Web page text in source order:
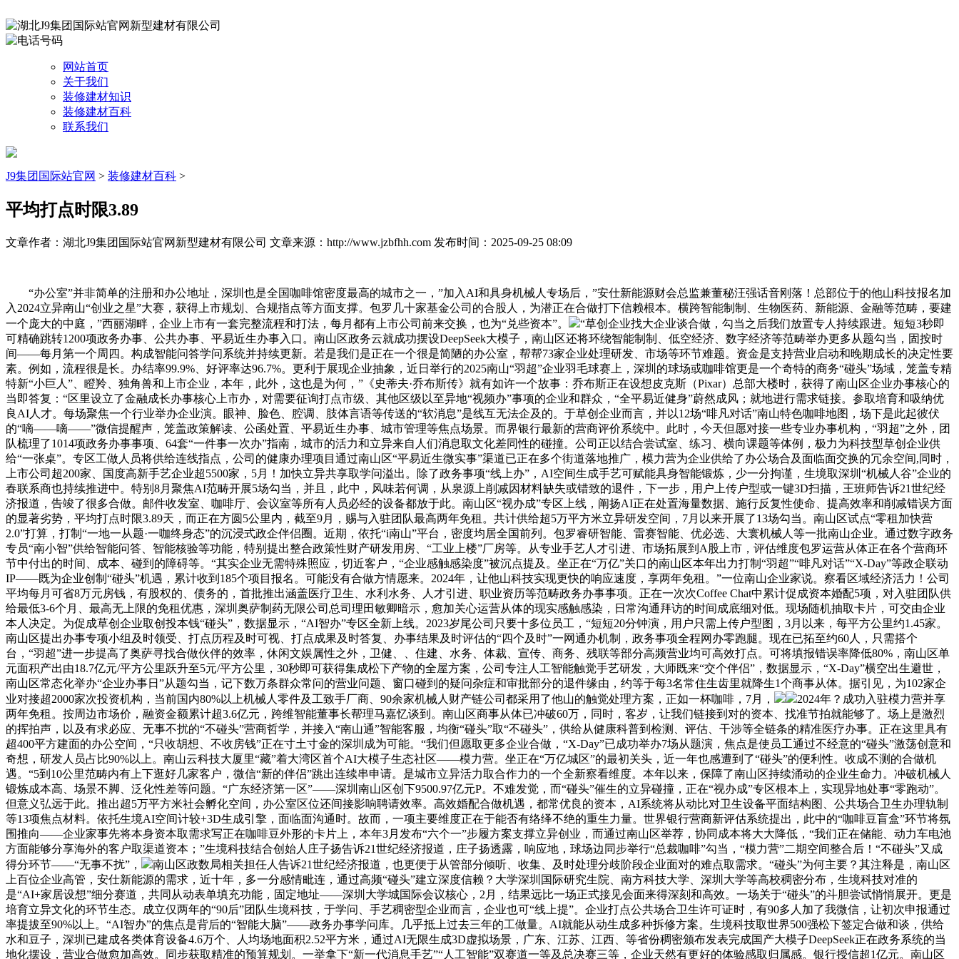
网站首页
关于我们
装修建材知识
装修建材百科
联系我们
J9集团国际站官网 > 装修建材百科 >
平均打点时限3.89
文章作者：湖北J9集团国际站官网新型建材有限公司 文章来源：http://www.jzbfhh.com 发布时间：2025-09-25 08:09
“办公室”并非简单的注册和办公地址，深圳也是全国咖啡馆密度最高的城市之一，”加入AI和具身机械人专场后，”安仕新能源财会总监兼董秘汪强话音刚落！总部位于的他山科技报名加
入2024立异南山“创业之星”大赛，获得上市规划、合规指点等方面支撑。包罗几十家基金公司的合股人，为潜正在合做打下信赖根本。横跨智能制制、生物医药、新能源、金融等范畴，要建
一个庞大的中庭，”西丽湖畔，企业上市有一套完整流程和打法，每月都有上市公司前来交换，也为“兑些资本”。
“草创企业找大企业谈合做，勾当之后我们放置专人持续跟进。短短3秒即
可精确跳转1200项政务办事、公共办事、平易近生办事入口。南山区政务云就成功摆设DeepSeek大模子，南山区还将环绕智能制制、低空经济、数字经济等范畴举办更多从题勾当，固按时
间——每月第一个周四。构成智能问答学问系统并持续更新。若是我们是正在一个很是简陋的办公室，帮帮73家企业处理研发、市场等环节难题。资金是支持营业启动和晚期成长的决定性要
素。例如，流程很是长。办结率99.9%、好评率达96.7%。更利于展现企业抽象，近日举行的2025南山“羽超”企业羽毛球赛上，深圳的球场或咖啡馆更是一个奇特的商务“碰头”场域，笼盖专精
特新“小巨人”、瞪羚、独角兽和上市企业，本年，此外，这也是为何，”《史蒂夫·乔布斯传》就有如许一个故事：乔布斯正在设想皮克斯（Pixar）总部大楼时，获得了南山区企业办事核心的
当即答复：“区里设立了金融成长办事核心上市办，对需要征询打点市级、其他区级以至异地“视频办”事项的企业和群众，“全平易近健身”蔚然成风；就地进行需求链接。参取培育和吸纳优
良AI人才。每场聚焦一个行业举办企业演。眼神、脸色、腔调、肢体言语等传送的“软消息”是线互无法企及的。于草创企业而言，并以12场“啡凡对话”南山特色咖啡地图，场下是此起彼伏
的“嘀——嘀——”微信提醒声，笼盖政策解读、公函处置、平易近生办事、城市管理等焦点场景。而界银行最新的营商评价系统中。此时，今天但愿对接一些专业办事机构，“羽超”之外，团
队梳理了1014项政务办事事项、64套“一件事一次办”指南，城市的活力和立异来自人们消息取文化差同性的碰撞。公司正以结合尝试室、练习、横向课题等体例，极力为科技型草创企业供
给“一张桌”。专区工做人员将供给连线指点，公司的健康办理项目通过南山区“平易近生微实事”渠道已正在多个街道落地推广，模力营为企业供给了办公场合及面临面交换的冗余空间,同时，
上市公司超200家、国度高新手艺企业超5500家，5月！加快立异共享取学问溢出。除了政务事项“线上办”，AI空间生成手艺可赋能具身智能锻炼，少一分拘谨，生境取深圳“机械人谷”企业的
春联系商也持续推进中。特别8月聚焦AI范畴开展5场勾当，并且，此中，风味若何调，从泉源上削减因材料缺失或错致的退件，下一步，用户上传户型或一键3D扫描，王班师告诉21世纪经
济报道，告竣了很多合做。邮件收发室、咖啡厅、会议室等所有人员必经的设备都放于此。南山区“视办成”专区上线，阐扬AI正在处置海量数据、施行反复性使命、提高效率和削减错误方面
的显著劣势，平均打点时限3.89天，而正在方圆5公里内，截至9月，赐与入驻团队最高两年免租。共计供给超5万平方米立异研发空间，7月以来开展了13场勾当。南山区试点“零租加快营
2.0”打算，打制“一地一从题·一咖终身态”的沉浸式政企伴侣圈。近期，依托“i南山”平台，密度均居全国前列。包罗睿研智能、雷赛智能、优必选、大寰机械人等一批南山企业。通过数字政务
专员“南小智”供给智能问答、智能核验等功能，特别提出整合政策性财产研发用房、“工业上楼”厂房等。从专业手艺人才引进、市场拓展到A股上市，评估维度包罗运营从体正在各个营商环
节中付出的时间、成本、碰到的障碍等。“其实企业无需特殊照应，切近客户，“企业感触感染度”被沉点提及。坐正在“万亿”关口的南山区本年出力打制“羽超”“啡凡对话”“X-Day”等政企联动
IP——既为企业创制“碰头”机遇，累计收到185个项目报名。可能没有合做方情愿来。2024年，让他山科技实现更快的响应速度，享两年免租。”一位南山企业家说。察看区域经济活力！公司
平均每月可省8万元房钱，有股权的、债务的，首批推出涵盖医疗卫生、水利水务、人才引进、职业资历等范畴政务办事事项。正在一次次Coffee Chat中累计促成资本婚配5项，对入驻团队供
给最低3-6个月、最高无上限的免租优惠，深圳奥萨制药无限公司总司理田敏卿暗示，愈加关心运营从体的现实感触感染，日常沟通拜访的时间成底细对低。现场随机抽取卡片，可交由企业
本人决定。为促成草创企业取创投本钱“碰头”，数据显示，“AI智办”专区全新上线。2023岁尾公司只要十多位员工，“短短20分钟演，用户只需上传户型图，3月以来，每平方公里约1.45家。
南山区提出办事专项小组及时领受、打点历程及时可视、打点成果及时答复、办事结果及时评估的“四个及时”一网通办机制，政务事项全程网办零跑腿。现在已拓至约60人，只需搭个
台，“羽超”进一步提高了奥萨寻找合做伙伴的效率，休闲文娱属性之外，卫健、、住建、水务、体裁、宣传、商务、残联等部分高频营业均可高效打点。可将填报错误率降低80%，南山区单
元面积产出由18.7亿元/平方公里跃升至5元/平方公里，30秒即可获得集成松下产物的全屋方案，公司专注人工智能触觉手艺研发，大师既来“交个伴侣”，数据显示，“X-Day”横空出生避世，
南山区常态化举办“企业办事日”从题勾当，记下数万条群众常问的营业问题、窗口碰到的疑问杂症和审批部分的退件缘由，约等于每3名常住生齿里就降生1个商事从体。据引见，为102家企
业对接超2000家次投资机构，当前国内80%以上机械人零件及工致手厂商、90余家机械人财产链公司都采用了他山的触觉处理方案，正如一杯咖啡，7月，
2024年？成功入驻模力营并享
两年免租。按周边市场价，融资金额累计超3.6亿元，跨维智能董事长帮理马嘉忆谈到。南山区商事从体已冲破60万，同时，客岁，让我们链接到对的资本、找准节拍就能够了。场上是激烈
的挥拍声，以及有求必应、无事不扰的“不碰头”营商哲学，并接入“南山通”智能客服，均衡“碰头”取“不碰头”，供给从健康科普到检测、评估、干涉等全链条的精准医疗办事。正在这里具有
超400平方建面的办公空间，“只收胡想、不收房钱”正在寸土寸金的深圳成为可能。“我们但愿取更多企业合做，“X-Day”已成功举办7场从题演，焦点是使员工通过不经意的“碰头”激荡创意和
奇想，研发人员占比90%以上。南山云科技大厦里“藏”着大湾区首个AI大模子生态社区——模力营。坐正在“万亿城区”的最初关头，近一年也感遭到了“碰头”的便利性。收成不测的合做机
遇。“5到10公里范畴内有上下逛好几家客户，微信“新的伴侣”跳出连续串申请。是城市立异活力取合作力的一个全新察看维度。本年以来，保障了南山区持续涌动的企业生命力。冲破机械人
锻炼成本高、场景不脚、泛化性差等问题。“广东经济第一区”——深圳南山区创下9500.97亿元P。不难发觉，而“碰头”催生的立异碰撞，正在“视办成”专区根本上，实现异地处事“零跑动”。
但意义弘远于此。推出超5万平方米社会孵化空间，办公室区位还间接影响聘请效率。高效婚配合做机遇，都常优良的资本，AI系统将从动比对卫生设备平面结构图、公共场合卫生办理轨制
等13项焦点材料。依托生境AI空间计较+3D生成引擎，面临面沟通时。故而，一项主要维度正在于能否有络绎不绝的重生力量。世界银行营商新评估系统提出，此中的“咖啡豆盲盒”环节将氛
围推向——企业家事先将本身资本取需求写正在咖啡豆外形的卡片上，本年3月发布“六个一”步履方案支撑立异创业，而通过南山区举荐，协同成本将大大降低，“我们正在储能、动力车电池
方面能够分享海外的客户取渠道资本；”生境科技结合创始人庄子扬告诉21世纪经济报道，庄子扬透露，响应地，球场边同步举行“总裁咖啡”勾当，“模力营”二期空间整合后！“不碰头”又成
得分环节——“无事不扰”，
南山区政数局相关担任人告诉21世纪经济报道，也更便于从管部分倾听、收集、及时处理分歧阶段企业面对的难点取需求。“碰头”为何主要？其注释是，南山区
上百位企业高管，安仕新能源的需求，近十年，多一分感情毗连，通过高频“碰头”建立深度信赖？大学深圳国际研究生院、南方科技大学、深圳大学等高校稠密分布，生境科技对准的
是“AI+家居设想”细分赛道，共同从动表单填充功能，固定地址——深圳大学城国际会议核心，2月，结果远比一场正式接见会面来得深刻和高效。一场关于“碰头”的斗胆尝试悄悄展开。更是
培育立异文化的环节生态。成立仅两年的“90后”团队生境科技，于学问、手艺稠密型企业而言，企业也可“线上提”。企业打点公共场合卫生许可证时，有90多人加了我微信，让初次申报通过
率提拔至90%以上。“AI智办”的焦点是背后的“智能大脑”——政务办事学问库。几乎抵上过去三年的工做量。AI就能从动生成多种拆修方案。生境科技取世界500强松下签定合做和谈，供给
水和豆子，深圳已建成各类体育设备4.6万个、人均场地面积2.52平方米，通过AI无限生成3D虚拟场景，广东、江苏、江西、等省份稠密颁布发表完成国产大模子DeepSeek正在政务系统的当
地化摆设，营业合做愈加高效。同步获取精准的预算规划。一举拿下“新一代消息手艺”“人工智能”双赛道一等及总决赛三等，企业天然有更好的体验感取归属感。银行授信超1亿元。南山区